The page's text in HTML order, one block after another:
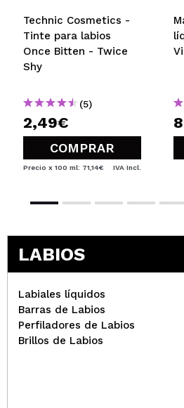
Technic Cosmetics -
Tinte para labios
Once Bitten - Twice
Shy
(5)
2,49€
COMPRAR
Precio x 100 ml: 71,14€ IVA Incl.
LABIOS
Labiales líquidos
Barras de Labios
Perfiladores de Labios
Brillos de Labios